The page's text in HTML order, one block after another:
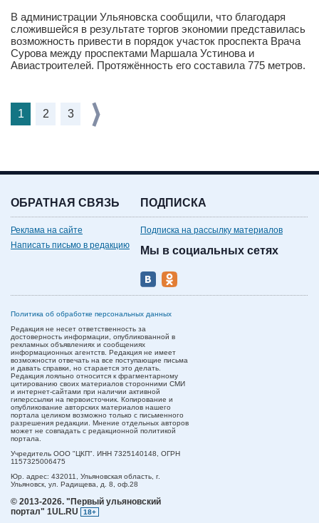
В администрации Ульяновска сообщили, что благодаря
сложившейся в результате торгов экономии представилась
возможность привести в порядок участок проспекта Врача
Сурова между проспектами Маршала Устинова и
Авиастроителей. Протяжённость его составила 775 метров.
1 2 3
ОБРАТНАЯ СВЯЗЬ
Реклама на сайте
Написать письмо в редакцию
ПОДПИСКА
Подписка на рассылку материалов
Мы в социальных сетях
Политика об обработке персональных данных
Редакция не несет ответственность за
достоверность информации, опубликованной в
рекламных объявлениях и сообщениях
информационных агентств. Редакция не имеет
возможности отвечать на все поступающие письма
и давать справки, но старается это делать.
Редакция лояльно относится к фрагментарному
цитированию своих материалов сторонними СМИ
и интернет-сайтами при наличии активной
гиперссылки на первоисточник. Копирование и
опубликование авторских материалов нашего
портала целиком возможно только с письменного
разрешения редакции. Мнение отдельных авторов
может не совпадать с редакционной политикой
портала.
Учредитель ООО "ЦКП". ИНН 7325140148, ОГРН
1157325006475
Юр. адрес: 432011, Ульяновская область, г.
Ульяновск, ул. Радищева, д. 8, оф.28
© 2013-2026. "Первый ульяновский
портал" 1UL.RU
18+